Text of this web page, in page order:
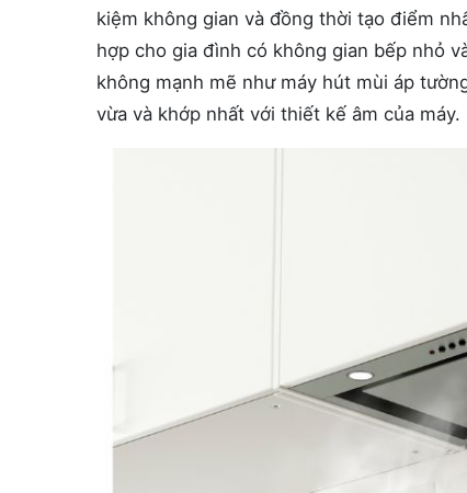
kiệm không gian và đồng thời tạo điểm
hợp cho gia đình có không gian bếp nhỏ
không mạnh mẽ như máy hút mùi áp
vừa và khớp nhất với thiết kế âm của máy.